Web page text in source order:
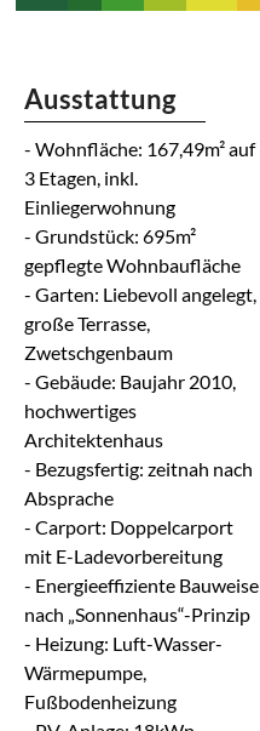
Ausstattung
- Wohnfläche: 167,49m² auf
3 Etagen, inkl.
Einliegerwohnung
- Grundstück: 695m²
gepflegte Wohnbaufläche
- Garten: Liebevoll angelegt,
große Terrasse,
Zwetschgenbaum
- Gebäude: Baujahr 2010,
hochwertiges
Architektenhaus
- Bezugsfertig: zeitnah nach
Absprache
- Carport: Doppelcarport
mit E-Ladevorbereitung
- Energieeffiziente Bauweise
nach „Sonnenhaus“-Prinzip
- Heizung: Luft-Wasser-
Wärmepumpe,
Fußbodenheizung